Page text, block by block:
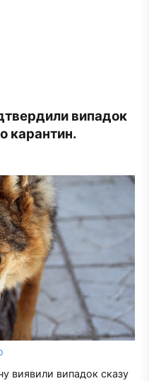
випадок
карантин.
виявили випадок сказу